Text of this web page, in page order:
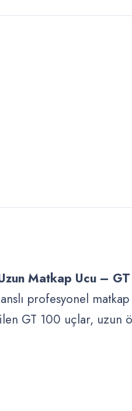
Matkap Ucu –
profesyonel
GT 100 uçlar, uzun